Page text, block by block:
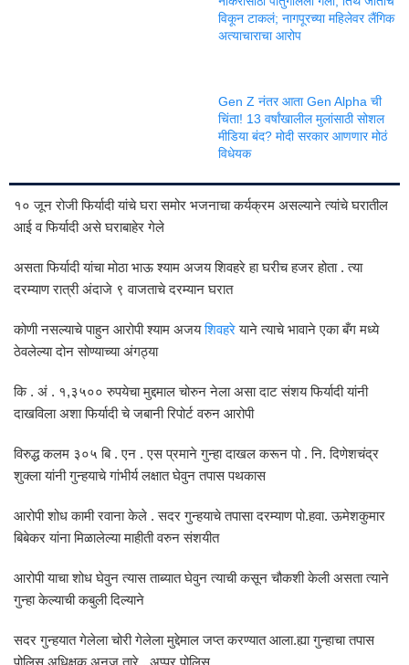
विकून टाकलं; नागपूरच्या महिलेवर लैंगिक
अत्याचाराचा आरोप
Gen Z नंतर आता Gen Alpha ची
चिंता! 13 वर्षांखालील मुलांसाठी सोशल
मीडिया बंद? मोदी सरकार आणणार मोठं
विधेयक
१० जून रोजी फिर्यादी यांचे घरा समोर भजनाचा कर्यक्रम असल्याने त्यांचे घरातील
आई व फिर्यादी असे घराबाहेर गेले
असता फिर्यादी यांचा मोठा भाऊ श्याम अजय शिवहरे हा घरीच हजर होता . त्या
दरम्याण रात्री अंदाजे ९ वाजताचे दरम्यान घरात
कोणी नसल्याचे पाहुन आरोपी श्याम अजयशिवहरेयाने त्याचे भावाने एका बँग मध्ये
ठेवलेल्या दोन सोण्याच्या अंगठ्या
कि . अं . १,३५०० रुपयेचा मुद्दमाल चोरुन नेला असा दाट संशय फिर्यादी यांनी
दाखविला अशा फिर्यादी चे जबानी रिपोर्ट वरुन आरोपी
विरुद्ध कलम ३०५ बि . एन . एस प्रमाने गुन्हा दाखल करून पो . नि. दिणेशचंद्र
शुक्ला यांनी गुन्हयाचे गांभीर्य लक्षात घेवुन तपास पथकास
आरोपी शोध कामी रवाना केले . सदर गुन्हयाचे तपासा दरम्याण पो.हवा. ऊमेशकुमार
बिबेकर यांना मिळालेल्या माहीती वरुन संशयीत
आरोपी याचा शोध घेवुन त्यास ताब्यात घेवुन त्याची कसून चौकशी केली असता त्याने
गुन्हा केल्याची कबुली दिल्याने
सदर गुन्हयात गेलेला चोरी गेलेला मुद्देमाल जप्त करण्यात आला.ह्या गुन्हाचा तपास
पोलिस अधिक्षक अनुज तारे , अप्पर पोलिस